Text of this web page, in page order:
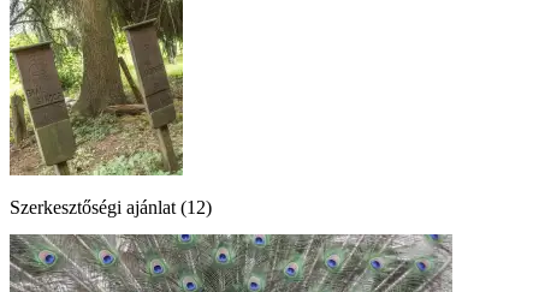
Szerkesztőségi ajánlat (12)